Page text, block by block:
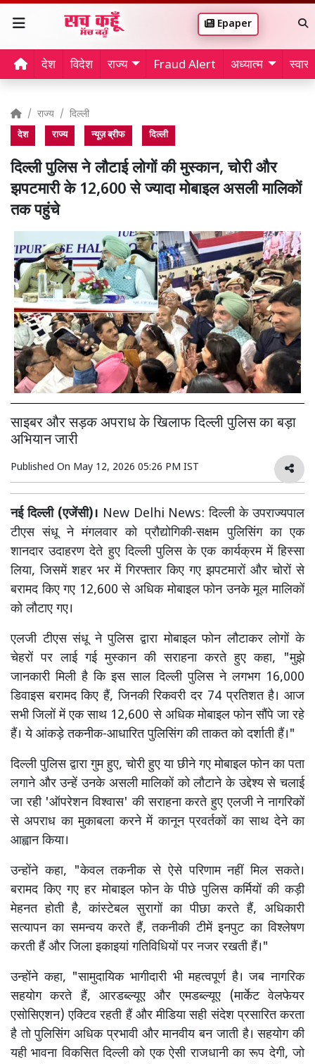
Epaper
देश विदेश राज्य Fraud Alert अध्यात्म
राज्य दिल्ली
देश राज्य न्यूज़ ब्रीफ दिल्ली
दिल्ली पुलिस ने लौटाई लोगों की मुस्कान, चोरी और
झपटमारी के 12,600 से ज्यादा मोबाइल असली मालिकों
तक पहुंचे
साइबर और सड़क अपराध के खिलाफ दिल्ली पुलिस का बड़ा
अभियान जारी
Published On May 12, 2026 05:26 PM IST
नई दिल्ली (एजेंसी)। New Delhi News: दिल्ली के उपराज्यपाल
टीएस संधू ने मंगलवार को प्रौद्योगिकी-सक्षम पुलिसिंग का एक
शानदार उदाहरण देते हुए दिल्ली पुलिस के एक कार्यक्रम में हिस्सा
लिया, जिसमें शहर भर में गिरफ्तार किए गए झपटमारों और चोरों से
बरामद किए गए 12,600 से अधिक मोबाइल फोन उनके मूल मालिकों
को लौटाए गए।
एलजी टीएस संधू ने पुलिस द्वारा मोबाइल फोन लौटाकर लोगों के
चेहरों पर लाई गई मुस्कान की सराहना करते हुए कहा, "मुझे
जानकारी मिली है कि इस साल दिल्ली पुलिस ने लगभग 16,000
डिवाइस बरामद किए हैं, जिनकी रिकवरी दर 74 प्रतिशत है। आज
सभी जिलों में एक साथ 12,600 से अधिक मोबाइल फोन सौंपे जा रहे
हैं। ये आंकड़े तकनीक-आधारित पुलिसिंग की ताकत को दर्शाती हैं।"
दिल्ली पुलिस द्वारा गुम हुए, चोरी हुए या छीने गए मोबाइल फोन का पता
लगाने और उन्हें उनके असली मालिकों को लौटाने के उद्देश्य से चलाई
जा रही 'ऑपरेशन विश्वास' की सराहना करते हुए एलजी ने नागरिकों
से अपराध का मुकाबला करने में कानून प्रवर्तकों का साथ देने का
आह्वान किया।
उन्होंने कहा, "केवल तकनीक से ऐसे परिणाम नहीं मिल सकते।
बरामद किए गए हर मोबाइल फोन के पीछे पुलिस कर्मियों की कड़ी
मेहनत होती है, कांस्टेबल सुरागों का पीछा करते हैं, अधिकारी
सत्यापन का समन्वय करते हैं, तकनीकी टीमें इनपुट का विश्लेषण
करती हैं और जिला इकाइयां गतिविधियों पर नजर रखती हैं।"
उन्होंने कहा, "सामुदायिक भागीदारी भी महत्वपूर्ण है। जब नागरिक
सहयोग करते हैं, आरडब्ल्यूए और एमडब्ल्यूए (मार्केट वेलफेयर
एसोसिएशन) एक्टिव रहती हैं और मीडिया सही संदेश प्रसारित करता
है तो पुलिसिंग अधिक प्रभावी और मानवीय बन जाती है। सहयोग की
यही भावना विकसित दिल्ली को एक ऐसी राजधानी का रूप देगी, जो